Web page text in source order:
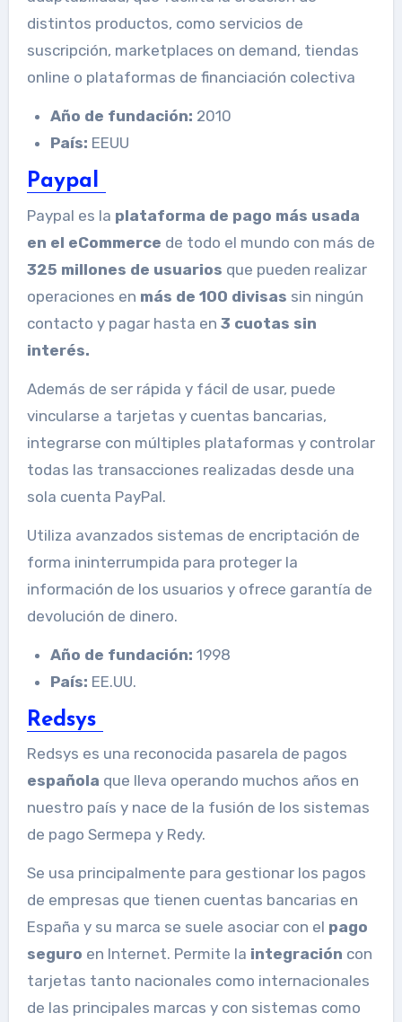
distintos productos, como servicios de
suscripción, marketplaces on demand, tiendas
online o plataformas de financiación colectiva
Año de fundación: 2010
País: EEUU
Paypal
Paypal es la plataforma de pago más usada
en el eCommerce de todo el mundo con más de
325 millones de usuarios que pueden realizar
operaciones en más de 100 divisas sin ningún
contacto y pagar hasta en 3 cuotas sin
interés.
Además de ser rápida y fácil de usar, puede
vincularse a tarjetas y cuentas bancarias,
integrarse con múltiples plataformas y controlar
todas las transacciones realizadas desde una
sola cuenta PayPal.
Utiliza avanzados sistemas de encriptación de
forma ininterrumpida para proteger la
información de los usuarios y ofrece garantía de
devolución de dinero.
Año de fundación: 1998
País: EE.UU.
Redsys
Redsys es una reconocida pasarela de pagos
española que lleva operando muchos años en
nuestro país y nace de la fusión de los sistemas
de pago Sermepa y Redy.
Se usa principalmente para gestionar los pagos
de empresas que tienen cuentas bancarias en
España y su marca se suele asociar con el pago
seguro en Internet. Permite la integración con
tarjetas tanto nacionales como internacionales
de las principales marcas y con sistemas como